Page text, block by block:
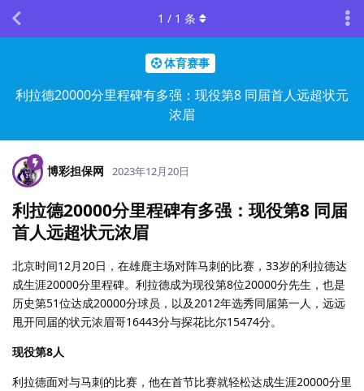
体育赛事
利拉德20000分里程碑有多强：现役第8 同届首人远超状元
浓眉
1 / 1 条
博彩担保网 2023年12月20日
利拉德20000分里程碑有多强：现役第8 同届
首人远超状元浓眉
北京时间12月20日，在雄鹿主场对阵马刺的比赛，33岁的利拉德达
成生涯20000分里程碑。利拉德成为现役第8位20000分先生，也是
历史第51位达成20000分球员，以及2012年选秀同届第一人，远远
甩开同届的状元浓眉哥16443分与探花比尔15474分。
现役第8人
利拉德面对与马刺的比赛，他在首节比赛就轻松达成生涯20000分里